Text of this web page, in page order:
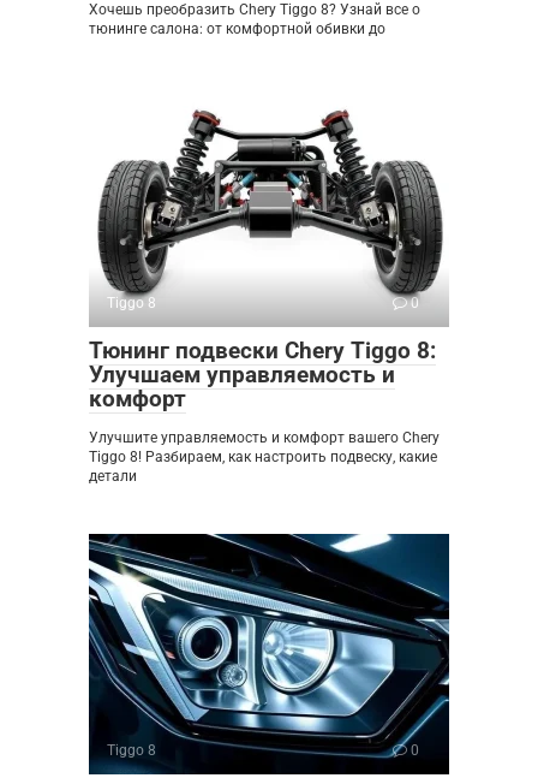
Хочешь преобразить Chery Tiggo 8? Узнай все о
тюнинге салона: от комфортной обивки до
Tiggo 8 0
Тюнинг подвески Chery Tiggo 8:
Улучшаем управляемость и
комфорт
Улучшите управляемость и комфорт вашего Chery
Tiggo 8! Разбираем, как настроить подвеску, какие
детали
Tiggo 8 0